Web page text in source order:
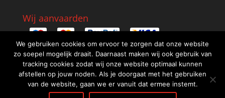
Wij aanvaarden
We gebruiken cookies om ervoor te zorgen dat onze website
zo soepel mogelijk draait. Daarnaast maken wij ook gebruik van
tracking cookies zodat wij onze website optimaal kunnen
afstellen op jouw noden. Als je doorgaat met het gebruiken
van de website, gaan we er vanuit dat ermee instemt.